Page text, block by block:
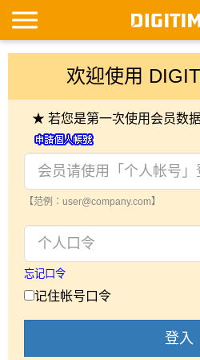
欢迎使用
★ 若您是第一次使用会员数
【范例：user@company.com】
忘记口令
记住帐号口令
登入